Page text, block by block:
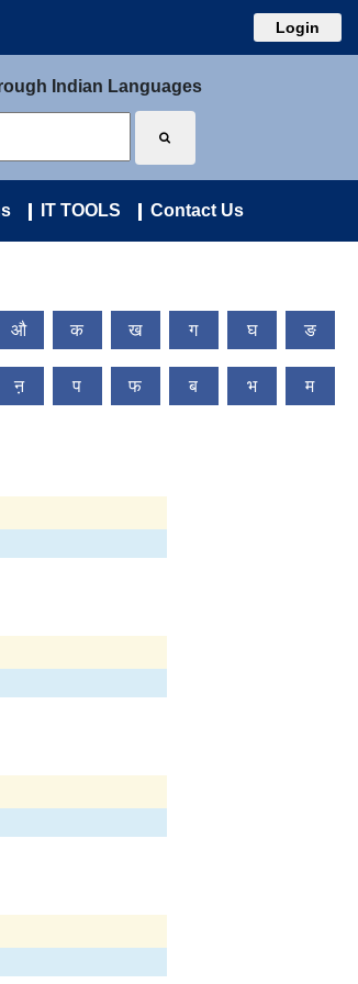
Login
Indian Languages
IT TOOLS Contact Us
औ क ख ग घ ङ
ऩ प फ ब भ म